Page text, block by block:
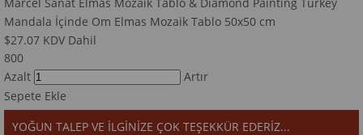
Mandala İçinde Om Elmas Mozaik Tablo 50x50 cm
$27.07 KDV Dahil
800
Azalt
Artır
Sepete Ekle
YOĞUN TALEP VE İLGİNİZE ÇOK TEŞEKKÜR EDERİZ...